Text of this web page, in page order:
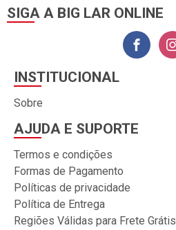
SIGA A BIG LAR ONLINE
INSTITUCIONAL
Sobre
AJUDA E SUPORTE
Termos e condições
Formas de Pagamento
Políticas de privacidade
Política de Entrega
Regiões Válidas para Frete Grátis